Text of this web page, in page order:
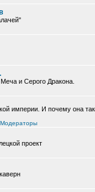
и Серого Дракона.
империи. И почему она
Модераторы
проект